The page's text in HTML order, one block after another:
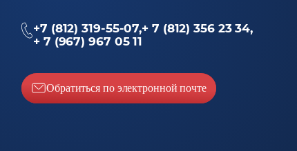
+7 (812) 319-55-07,+ 7 (812) 356 23 34,
+ 7 (967) 967 05 11
Обратиться по электронной почте